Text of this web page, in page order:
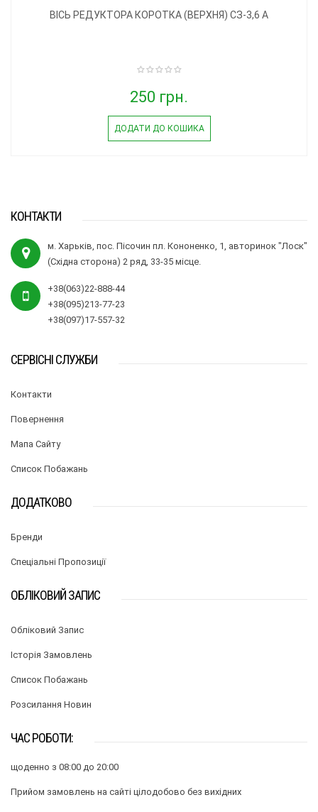
ВІСЬ РЕДУКТОРА КОРОТКА (ВЕРХНЯ) СЗ-3,6 А
250 грн.
ДОДАТИ ДО КОШИКА
КОНТАКТИ
м. Харьків, пос. Пісочин пл. Кононенко, 1, авторинок "Лоск"
(Східна сторона) 2 ряд, 33-35 місце.
+38(063)22-888-44
+38(095)213-77-23
+38(097)17-557-32
СЕРВІСНІ СЛУЖБИ
Контакти
Повернення
Мапа Сайту
Список Побажань
ДОДАТКОВО
Бренди
Спеціальні Пропозиції
ОБЛІКОВИЙ ЗАПИС
Обліковий Запис
Історія Замовлень
Список Побажань
Розсилання Новин
ЧАС РОБОТИ:
щоденно з 08:00 до 20:00
Прийом замовлень на сайті цілодобово без вихідних